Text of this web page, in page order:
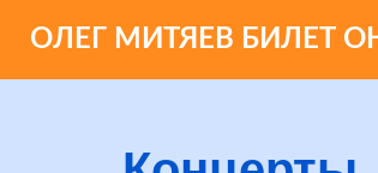
ОЛЕГ МИТЯЕВ БИЛЕТ